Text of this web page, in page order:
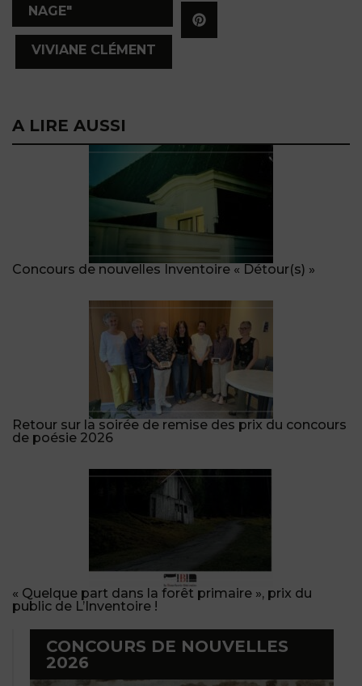
NAGE"
VIVIANE CLÉMENT
A LIRE AUSSI
Concours de nouvelles Inventoire « Détour(s) »
Retour sur la soirée de remise des prix du concours
de poésie 2026
« Quelque part dans la forêt primaire », prix du
public de L’Inventoire !
CONCOURS DE NOUVELLES
2026